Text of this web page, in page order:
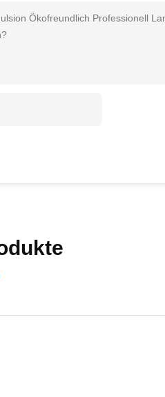
Ökofreundlich Professionell